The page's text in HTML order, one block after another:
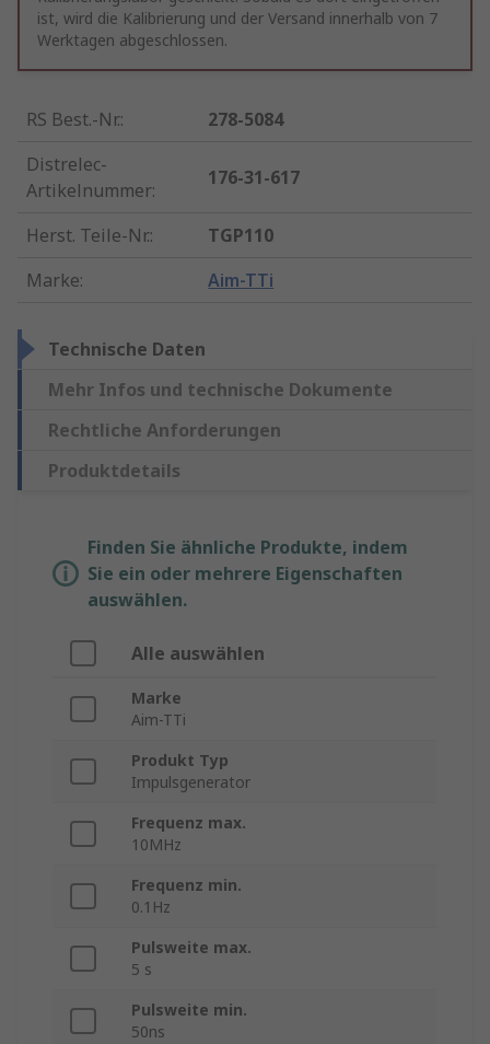
ist, wird die Kalibrierung und der Versand innerhalb von 7
Werktagen abgeschlossen.
RS Best.-Nr.:
278-5084
Distrelec-
Artikelnummer:
176-31-617
Herst. Teile-Nr.:
TGP110
Marke: Aim-TTi
Technische Daten
Mehr Infos und technische Dokumente
Rechtliche Anforderungen
Produktdetails
Finden Sie ähnliche Produkte, indem
Sie ein oder mehrere Eigenschaften
auswählen.
Alle auswählen
Marke
Aim-TTi
Produkt Typ
Impulsgenerator
Frequenz max.
10MHz
Frequenz min.
0.1Hz
Pulsweite max.
5 s
Pulsweite min.
50ns